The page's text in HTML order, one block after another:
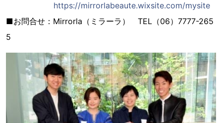
https://mirrorlabeaute.wixsite.com/mysite
■お問合せ：Mirrorla（ミラーラ） TEL（06）7777-265
5